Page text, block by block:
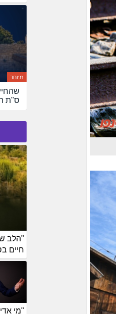
מיוחד
ס"ת ה-9 של ילדי ישראל
"הלב
חיים
"מי